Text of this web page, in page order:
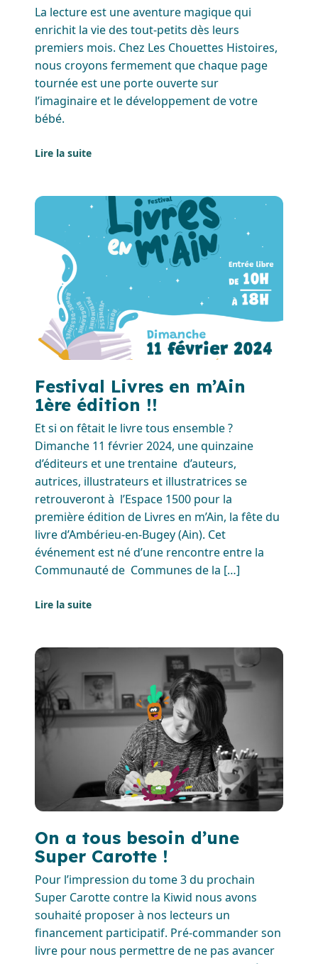
La lecture est une aventure magique qui
enrichit la vie des tout-petits dès leurs
premiers mois. Chez Les Chouettes Histoires,
nous croyons fermement que chaque page
tournée est une porte ouverte sur
l’imaginaire et le développement de votre
bébé.
Lire la suite
Festival Livres en m’Ain
1ère édition !!
Et si on fêtait le livre tous ensemble ?
Dimanche 11 février 2024, une quinzaine
d’éditeurs et une trentaine d’auteurs,
autrices, illustrateurs et illustratrices se
retrouveront à l’Espace 1500 pour la
première édition de Livres en m’Ain, la fête du
livre d’Ambérieu-en-Bugey (Ain). Cet
événement est né d’une rencontre entre la
Communauté de Communes de la […]
Lire la suite
On a tous besoin d’une
Super Carotte !
Pour l’impression du tome 3 du prochain
Super Carotte contre la Kiwid nous avons
souhaité proposer à nos lecteurs un
financement participatif. Pré-commander son
livre pour nous permettre de ne pas avancer